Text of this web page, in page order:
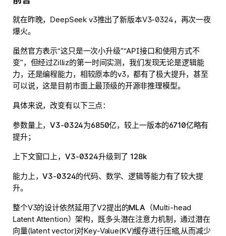
就在昨晚，DeepSeek v3推出了新版本V3-0324，再次一夜
爆火。
虽然官方表示“这只是一次小升级”“API接口和使用方式不
变”，但经过Zilliz的第一时间实测，我们发现无论是逻辑能
力，还是编程能力，相较原本的v3，都有了极大提升，甚至
可以说，这是目前市面上最顶级的开源非推理模型。
具体来说，改变有以下三点：
参数量上，V3-0324为6850亿，较上一版本的6710亿略有
提升；
上下文窗口上，V3-0324升级到了 128k
能力上，V3-0324的代码、数学、逻辑等能力有了较大提
升。
整个V3的设计依然延用了V2提出的MLA （Multi-head
Latent Attention）架构，既多头潜在注意力机制，通过潜在
向量(latent vector)对Key-Value(KV)缓存进行压缩,从而减少